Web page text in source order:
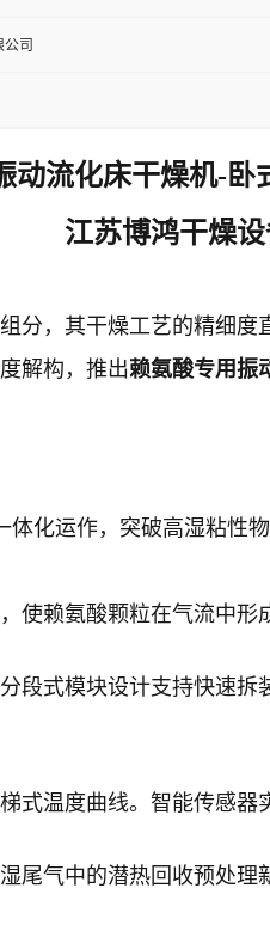
司
动流化床干燥机-卧
江苏博鸿干燥
分，其干燥工艺的精细
解构，推出赖氨酸专用振
化运作，突破高湿粘性物
使赖氨酸颗粒在气流中
段式模块设计支持快速
式温度曲线。智能传感
尾气中的潜热回收预处